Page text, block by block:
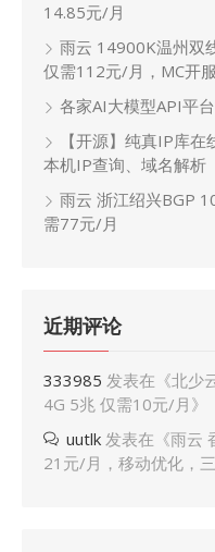
14.85元/月
雨云 14900K温州双
仅需112元/月，MC开
各家AI大模型API平
【开源】纯真IP库在
本机IP查询、域名解析
雨云 浙江绍兴BGP
需77元/月
近期评论
333985 发表在《北少
4G 5兆 仅需10元/月 》
uutlk 发表在《雨云
21元/月，移动优化，